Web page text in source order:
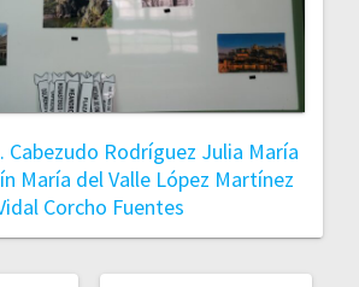
Cabezudo Rodríguez Julia María
María del Valle López Martínez
Corcho Fuentes